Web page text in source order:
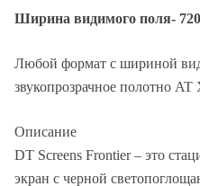
Ширина видимого поля-
Любой формат с шириной
звукопрозрачное полотно AT
Описание
DT Screens Frontier – это
экран с черной